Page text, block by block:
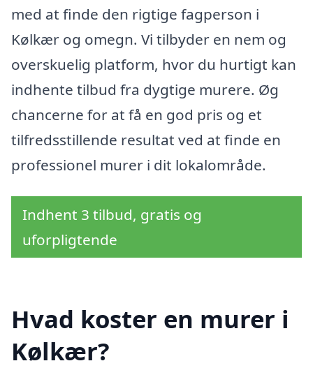
med at finde den rigtige fagperson i
Kølkær og omegn. Vi tilbyder en nem og
overskuelig platform, hvor du hurtigt kan
indhente tilbud fra dygtige murere. Øg
chancerne for at få en god pris og et
tilfredsstillende resultat ved at finde en
professionel murer i dit lokalområde.
Indhent 3 tilbud, gratis og
uforpligtende
Hvad koster en murer i
Kølkær?